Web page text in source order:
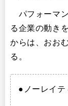
パフォーマ
る企業の動き
からは、おお
る。
●ノーレイテ